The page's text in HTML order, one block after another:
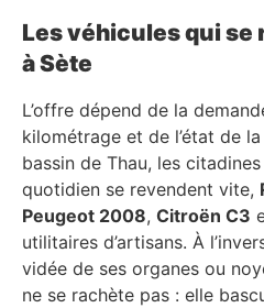
Les véhicules qui se
à Sète
L’offre dépend de la
kilométrage et de l’état de
bassin de Thau, les
quotidien se revendent vite,
Peugeot 2008, Citroën C3
utilitaires d’artisans. À
vidée de ses organes ou
ne se rachète pas : elle